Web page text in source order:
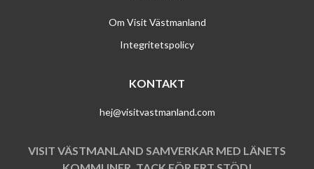
Om Visit Västmanland
Integritetspolicy
KONTAKT
hej@visitvastmanland.com
VISIT VÄSTMANLAND SAMVERKAR MED LÄNETS